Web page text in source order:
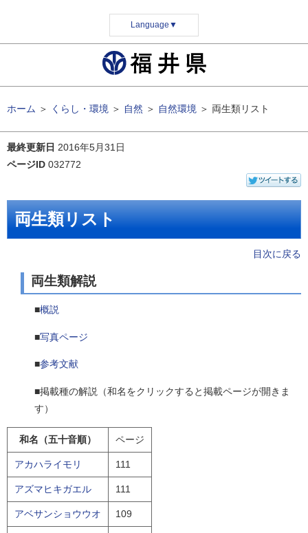
Language ▼
ホーム ＞ くらし・環境 ＞ 自然 ＞ 自然環境 ＞ 両生類リスト
最終更新日 2016年5月31日
ページID 032772
両生類リスト
目次に戻る
両生類解説
■概説
■写真ページ
■参考文献
■掲載種の解説（和名をクリックすると掲載ページが開きま
す）
和名（五十音順） ページ
アカハライモリ 111
アズマヒキガエル 111
アベサンショウウオ 109